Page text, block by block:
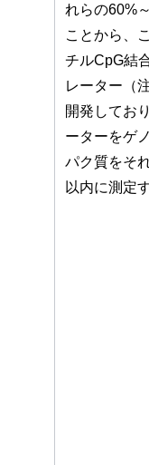
れらの60%
ことから、
チルCpG結
レーター（
開発してお
ーターをゲ
パク質をそ
以内に測定